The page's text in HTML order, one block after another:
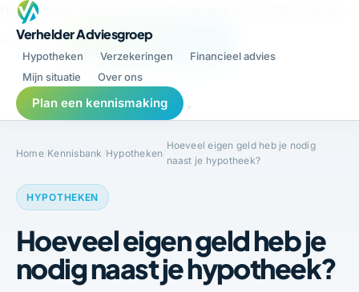
Verhelder Adviesgroep
Hypotheken Verzekeringen
Financieel advies
Mijn situatie
Over ons
Plan een kennismaking
Hypotheken
Over ons
Plan een kennismaking
Home/ Kennisbank Hypotheken
Hoeveel eigen geld heb je nodig
naast je hypotheek?
HYPOTHEKEN
Hoeveel eigen geld heb je
nodig naast je hypotheek?